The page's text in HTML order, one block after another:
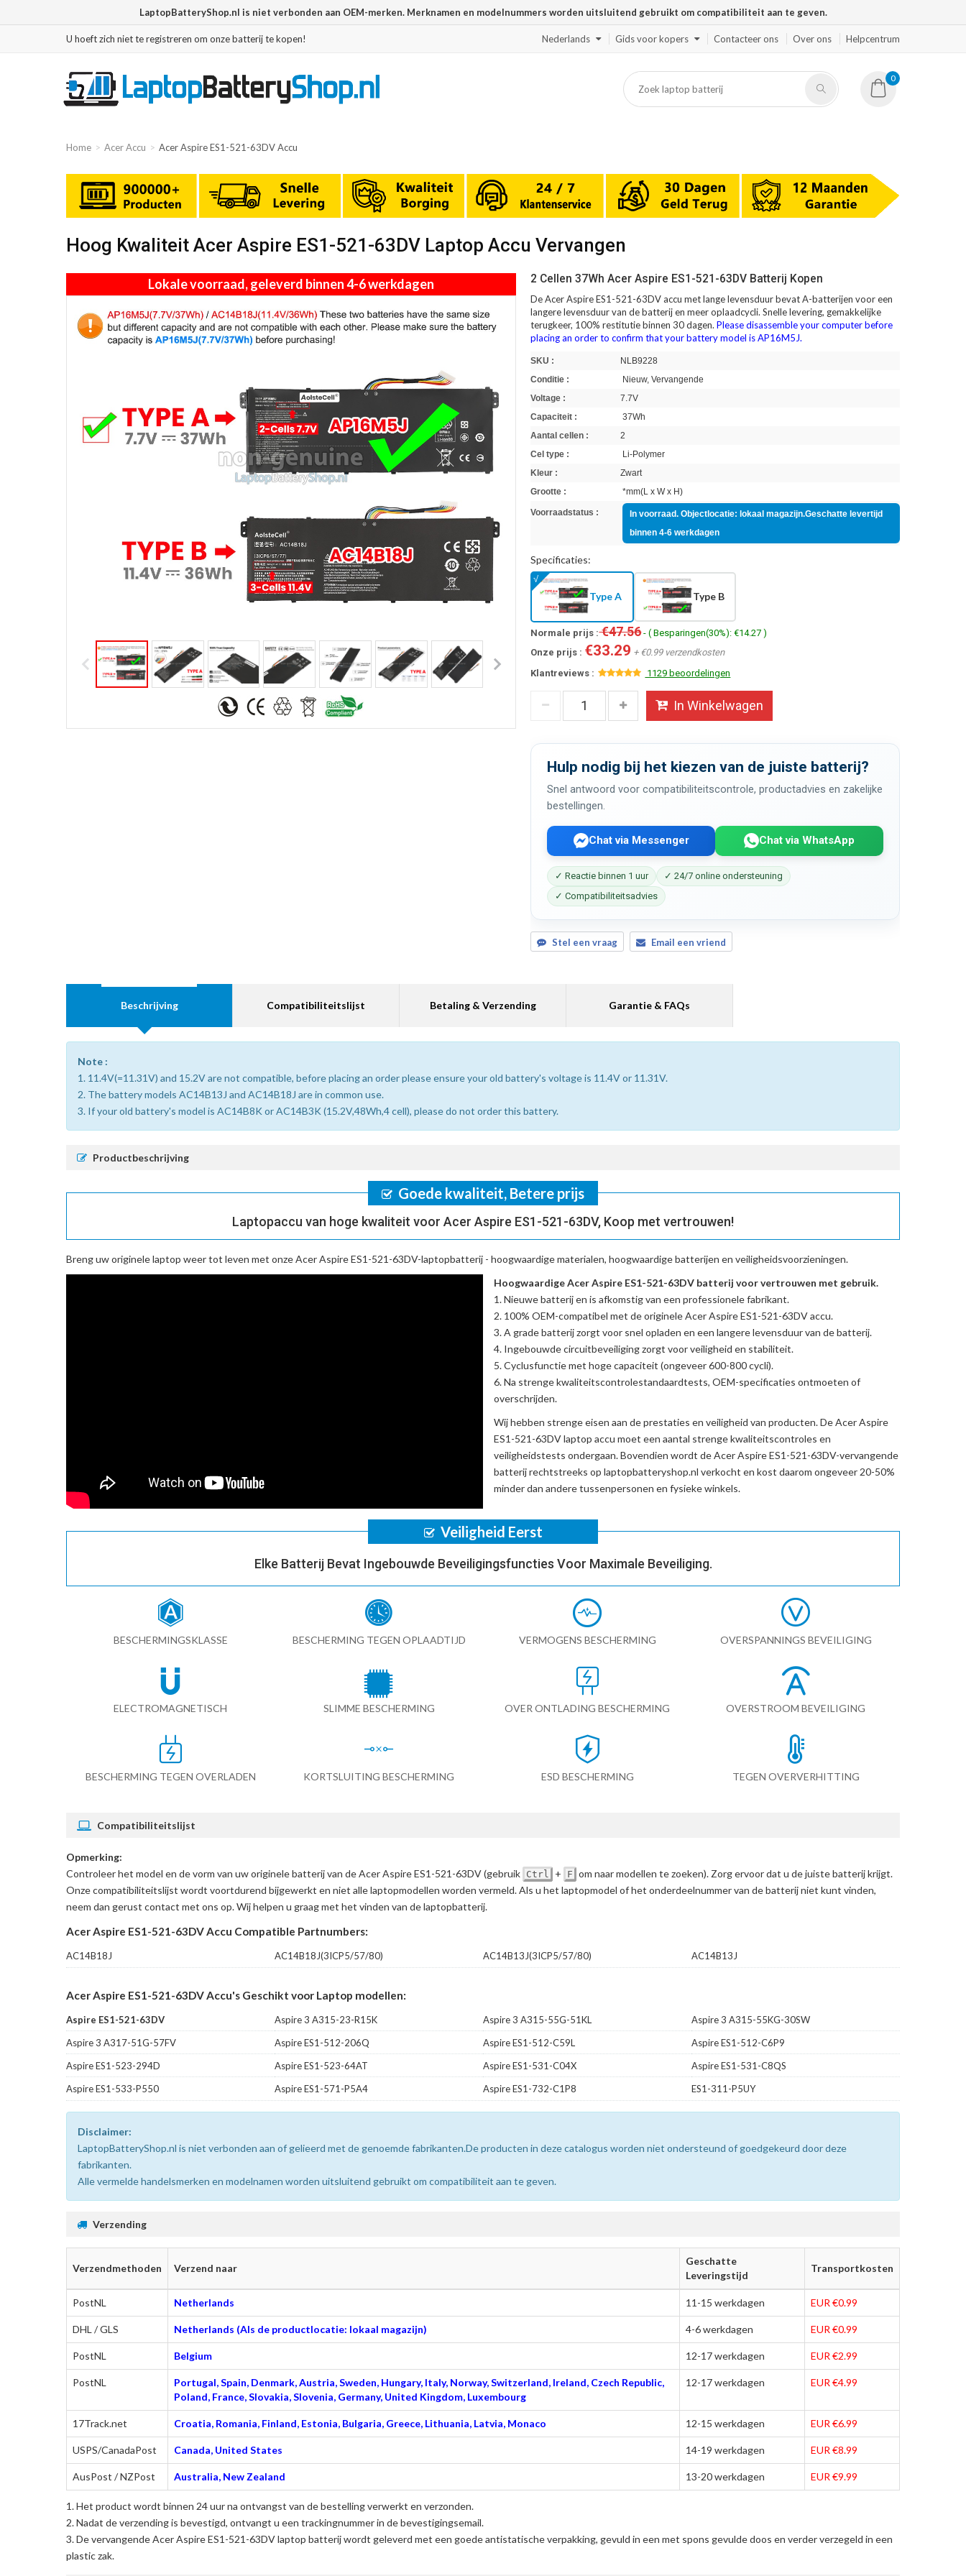
LaptopBatteryShop.nl is niet verbonden aan OEM-merken. Merknamen en modelnummers worden uitsluitend gebruikt om compatibiliteit aan te geven.
U hoeft zich niet te registreren om onze batterij te kopen! Nederlands Gids voor kopers Contacteer ons Over ons Helpcentrum
0
Home Acer Accu Acer Aspire ES1-521-63DV Accu
Hoog Kwaliteit Acer Aspire ES1-521-63DV Laptop Accu Vervangen
Lokale voorraad, geleverd binnen 4-6 werkdagen 2 Cellen 37Wh Acer Aspire ES1-521-63DV Batterij Kopen
De Acer Aspire ES1-521-63DV accu met lange levensduur bevat A-batterijen voor een
langere levensduur van de batterij en meer oplaadcycli. Snelle levering, gemakkelijke
terugkeer, 100% restitutie binnen 30 dagen.Please disassemble your computer before
placing an order to confirm that your battery model is AP16M5J.
SKU :
NLB9228
Conditie :
Nieuw, Vervangende
Voltage :
7.7V
Capaciteit :
37Wh
Aantal cellen :
2
Cel type :
Li-Polymer
Kleur :
Zwart
Grootte :
*mm(L x W x H)
Voorraadstatus :
In voorraad. Objectlocatie: lokaal magazijn.Geschatte levertijd
binnen 4-6 werkdagen
Specificaties:
Type A Type B
Normale prijs :€47.56- ( Besparingen(30%): €14.27 )
Onze prijs : €33.29 + €0.99 verzendkosten
Klantreviews :
1129 beoordelingen
In Winkelwagen
Hulp nodig bij het kiezen van de juiste batterij?
Snel antwoord voor compatibiliteitscontrole, productadvies en zakelijke
bestellingen.
Chat via Messenger Chat via WhatsApp
✓ Reactie binnen 1 uur
✓ 24/7 online ondersteuning
✓ Compatibiliteitsadvies
Stel een vraag Email een vriend
Beschrijving Compatibiliteitslijst Betaling & Verzending Garantie & FAQs
Note :
1. 11.4V(=11.31V) and 15.2V are not compatible, before placing an order please ensure your old battery's voltage is 11.4V or 11.31V.
2. The battery models AC14B13J and AC14B18J are in common use.
3. If your old battery's model is AC14B8K or AC14B3K (15.2V,48Wh,4 cell), please do not order this battery.
Productbeschrijving
Goede kwaliteit, Betere prijs
Laptopaccu van hoge kwaliteit voor Acer Aspire ES1-521-63DV, Koop met vertrouwen!
Breng uw originele laptop weer tot leven met onzeAcer Aspire ES1-521-63DV-laptopbatterij - hoogwaardige materialen, hoogwaardige batterijen en veiligheidsvoorzieningen.
Hoogwaardige Acer Aspire ES1-521-63DV batterij voor vertrouwen met gebruik.
Nieuwe batterij en is afkomstig van een professionele fabrikant.
100% OEM-compatibel met deoriginele Acer Aspire ES1-521-63DV accu.
A grade batterij zorgt voor snel opladen en een langere levensduur van de batterij.
Ingebouwde circuitbeveiliging zorgt voor veiligheid en stabiliteit.
Cyclusfunctie met hoge capaciteit (ongeveer 600-800 cycli).
Na strenge kwaliteitscontrolestandaardtests, OEM-specificaties ontmoeten of
overschrijden.
Wij hebben strenge eisen aan de prestaties en veiligheid van producten. DeAcer Aspire
ES1-521-63DV laptop accu moet een aantal strenge kwaliteitscontroles en
veiligheidstests ondergaan. Bovendien wordt deAcer Aspire ES1-521-63DV-vervangende
batterijrechtstreeks op laptopbatteryshop.nl verkocht en kost daarom ongeveer 20-50%
minder dan andere tussenpersonen en fysieke winkels.
Veiligheid Eerst
Elke Batterij Bevat Ingebouwde Beveiligingsfuncties Voor Maximale Beveiliging.
BESCHERMINGSKLASSE BESCHERMING TEGEN OPLAADTIJD VERMOGENS BESCHERMING OVERSPANNINGS BEVEILIGING
ELECTROMAGNETISCH SLIMME BESCHERMING OVER ONTLADING BESCHERMING OVERSTROOM BEVEILIGING
BESCHERMING TEGEN OVERLADEN KORTSLUITING BESCHERMING ESD BESCHERMING TEGEN OVERVERHITTING
Compatibiliteitslijst
Opmerking:
Controleer het model en de vorm van uw originele batterij van de Acer Aspire ES1-521-63DV(gebruik Ctrl + F om naar modellen te zoeken). Zorg ervoor dat u de juiste batterij krijgt.
Onze compatibiliteitslijst wordt voortdurend bijgewerkt en niet alle laptopmodellen worden vermeld. Als u het laptopmodel of het onderdeelnummer van de batterij niet kunt vinden,
neem dan gerust contact met ons op. Wij helpen u graag met het vinden van de laptopbatterij.
Acer Aspire ES1-521-63DV Accu Compatible Partnumbers:
AC14B18J AC14B18J(3ICP5/57/80) AC14B13J(3ICP5/57/80) AC14B13J
Acer Aspire ES1-521-63DV Accu's Geschikt voor Laptop modellen:
Aspire ES1-521-63DV Aspire 3 A315-23-R15K Aspire 3 A315-55G-51KL
Aspire 3 A315-55KG-30SW
Aspire 3 A317-51G-57FV
Aspire ES1-512-206Q Aspire ES1-512-C59L
Aspire ES1-512-C6P9
Aspire ES1-523-294D
Aspire ES1-523-64AT Aspire ES1-531-C04X
Aspire ES1-531-C8QS
Aspire ES1-533-P550
Aspire ES1-571-P5A4 Aspire ES1-732-C1P8 ES1-311-P5UY
Disclaimer:
LaptopBatteryShop.nl is niet verbonden aan of gelieerd met de genoemde fabrikanten.De producten in deze catalogus worden niet ondersteund of goedgekeurd door deze
fabrikanten.
Alle vermelde handelsmerken en modelnamen worden uitsluitend gebruikt om compatibiliteit aan te geven.
Verzending
Verzendmethoden Verzend naar
Geschatte
Leveringstijd
Transportkosten
PostNL Netherlands 11-15 werkdagen EUR €0.99
DHL / GLS Netherlands (Als de productlocatie: lokaal magazijn) 4-6 werkdagen EUR €0.99
PostNL Belgium 12-17 werkdagen EUR €2.99
PostNL
Portugal, Spain, Denmark, Austria, Sweden, Hungary, Italy, Norway, Switzerland, Ireland, Czech Republic,
Poland, France, Slovakia, Slovenia, Germany, United Kingdom, Luxembourg
12-17 werkdagen EUR €4.99
17Track.net Croatia, Romania, Finland, Estonia, Bulgaria, Greece, Lithuania, Latvia, Monaco 12-15 werkdagen EUR €6.99
USPS/CanadaPost Canada, United States 14-19 werkdagen EUR €8.99
AusPost / NZPost Australia, New Zealand 13-20 werkdagen EUR €9.99
Het product wordt binnen 24 uur na ontvangst van de bestelling verwerkt en verzonden.
Nadat de verzending is bevestigd, ontvangt u een trackingnummer in de bevestigingsemail.
Devervangende Acer Aspire ES1-521-63DV laptop batterijwordt geleverd met een goede antistatische verpakking, gevuld in een met spons gevulde doos en verder verzegeld in een
plastic zak.